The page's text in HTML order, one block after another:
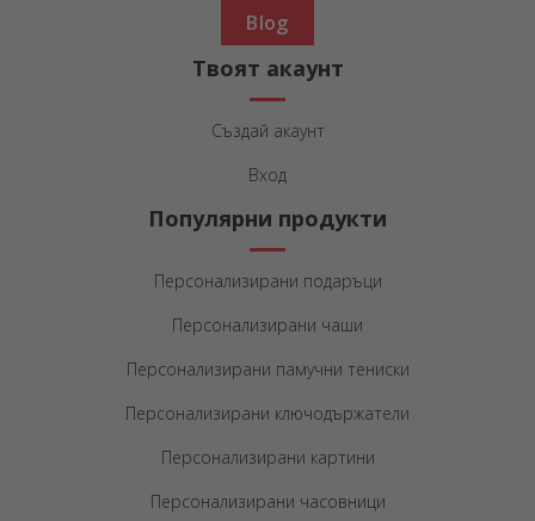
Blog
Твоят акаунт
Създай акаунт
Вход
Популярни продукти
Персонализирани подаръци
Персонализирани чаши
Персонализирани памучни тениски
Персонализирани ключодържатели
Персонализирани картини
Персонализирани часовници